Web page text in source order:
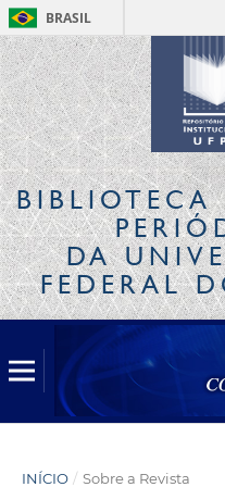
BRASIL
DA
FEDERAL
INÍCIO / Sobre a Revista